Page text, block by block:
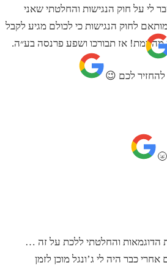
לי על חוק הנגישות והחלטתי שאני
לחוק הנגישות כי לכולם מגיע לקבל
מהממת! אז תבורכו ושפע פרנסה בע״ה.
לכם 😉
הדוגמאות והחלטתי ללכת על זה …
כבר היה לי ג’ונגל מוכן לזמן